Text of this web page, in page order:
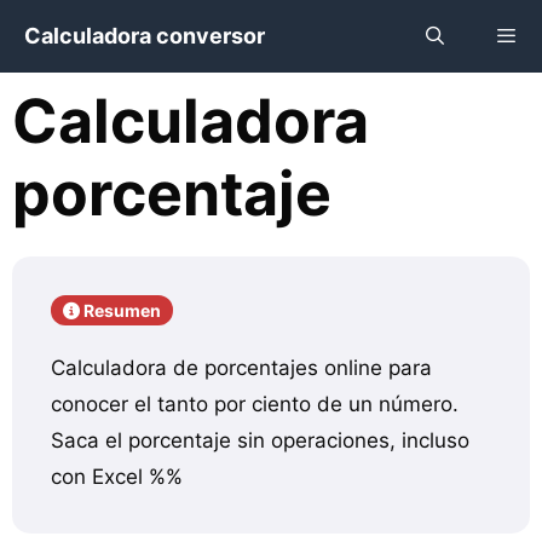
contenido
Calculadora conversor
Calculadora
porcentaje
Resumen
Calculadora de porcentajes online para
conocer el tanto por ciento de un número.
Saca el porcentaje sin operaciones, incluso
con Excel %%